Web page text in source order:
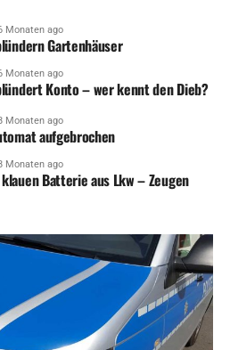
Monaten ago
Gartenhäuser
Monaten ago
Konto – wer kennt den Dieb?
Monaten ago
aufgebrochen
Monaten ago
Batterie aus Lkw – Zeugen